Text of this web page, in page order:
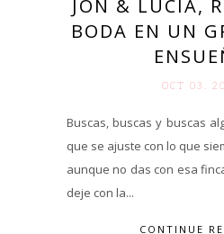
JON & LUCÍA,
BODA EN UN
OCT 03.
Buscas, buscas y buscas
que se ajuste con lo que
aunque no das con esa
deje con la...
CONTINUE